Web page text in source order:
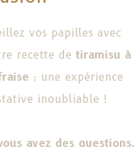
vos papilles avec
recette de tiramisu à
: une expérience
inoubliable !
avez des questions,